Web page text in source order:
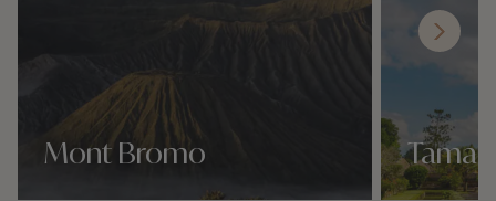
Mont Bromo